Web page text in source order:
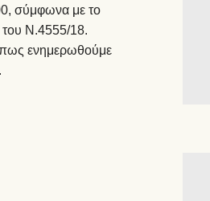
σύμφωνα με το
Ν.4555/18.
ενημερωθούμε